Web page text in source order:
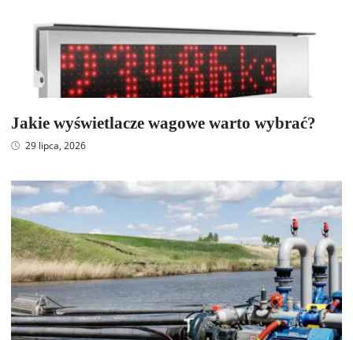
Jakie wyświetlacze wagowe warto wybrać?
29 lipca, 2026